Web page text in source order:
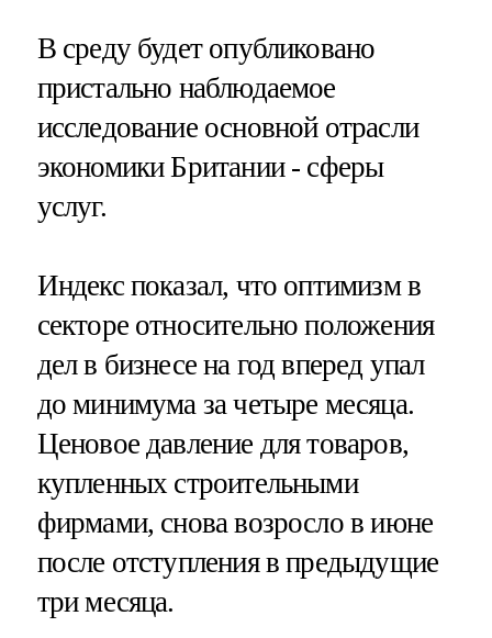
В среду будет опубликовано
пристально наблюдаемое
исследование основной отрасли
экономики Британии - сферы
услуг.
Индекс показал, что оптимизм в
секторе относительно положения
дел в бизнесе на год вперед упал
до минимума за четыре месяца.
Ценовое давление для товаров,
купленных строительными
фирмами, снова возросло в июне
после отступления в предыдущие
три месяца.